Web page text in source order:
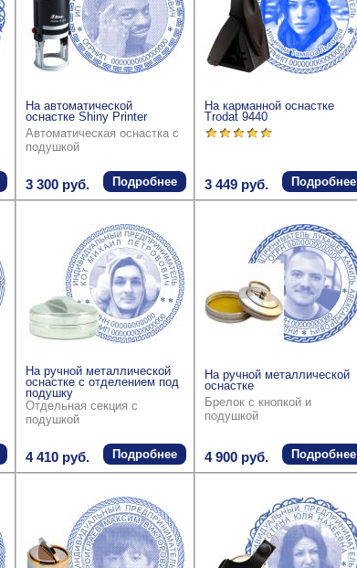
На автоматической
оснастке Shiny Printer
Автоматическая оснастка с
подушкой
3 300 руб. Подробнее
На карманной оснастке
Trodat 9440
3 449 руб. Подробнее
На ручной металлической
оснастке с отделением под
подушку
Отдельная секция с
подушкой
4 410 руб. Подробнее
На ручной металлической
оснастке
Брелок с кнопкой и
подушкой
4 900 руб. Подробнее